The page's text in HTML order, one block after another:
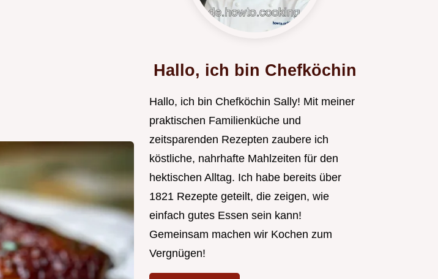
Hallo, ich bin Chefköchin
Hallo, ich bin Chefköchin Sally! Mit meiner
praktischen Familienküche und
zeitsparenden Rezepten zaubere ich
köstliche, nahrhafte Mahlzeiten für den
hektischen Alltag. Ich habe bereits über
1821 Rezepte geteilt, die zeigen, wie
einfach gutes Essen sein kann!
Gemeinsam machen wir Kochen zum
Vergnügen!